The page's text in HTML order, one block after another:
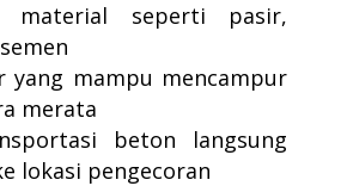
material seperti pasir,
yang mampu mencampur
merata
beton langsung
lokasi pengecoran